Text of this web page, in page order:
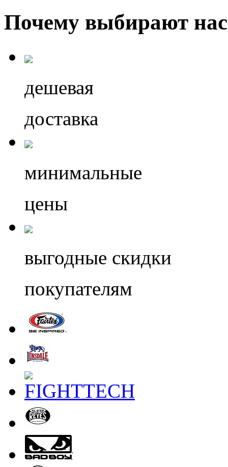
Почему выбирают нас
дешевая
доставка
минимальные
цены
выгодные скидки
покупателям